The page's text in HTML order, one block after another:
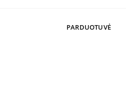
PARDUOTUVĖ